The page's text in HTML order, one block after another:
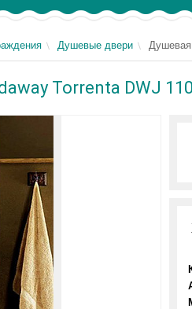
Душевые двери Душевая
Torrenta DWJ